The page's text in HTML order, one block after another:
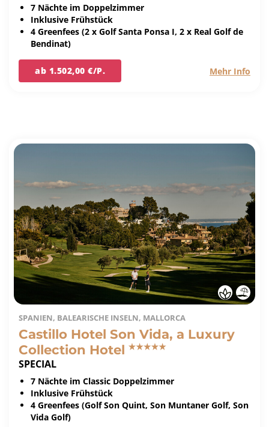
7 Nächte im Doppelzimmer
Inklusive Frühstück
4 Greenfees (2 x Golf Santa Ponsa I, 2 x Real Golf de
Bendinat)
ab 1.502,00 €/P. Mehr Info
SPANIEN, BALEARISCHE INSELN, MALLORCA
Castillo Hotel Son Vida, a Luxury
Collection Hotel
SPECIAL
7 Nächte im Classic Doppelzimmer
Inklusive Frühstück
4 Greenfees (Golf Son Quint, Son Muntaner Golf, Son
Vida Golf)